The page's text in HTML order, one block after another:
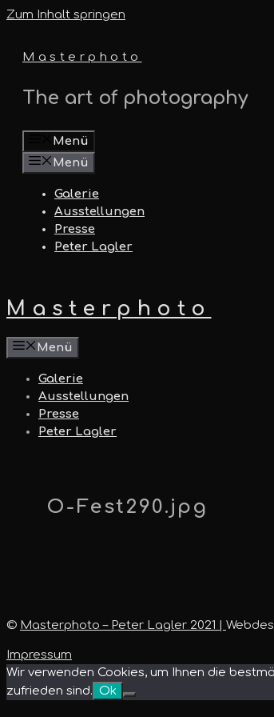
Zum Inhalt springen
Masterphoto
The art of photography
Menü
Menü
Galerie
Ausstellungen
Presse
Peter Lagler
Masterphoto
Menü
Galerie
Ausstellungen
Presse
Peter Lagler
O-Fest290.jpg
© Masterphoto – Peter Lagler 2021 |
Impressum
Wir verwenden Cookies, um Ihnen die
zufrieden sind. Ok